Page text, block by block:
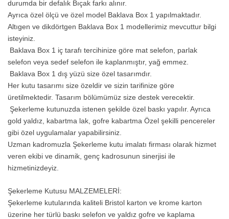
durumda bir defalık Bıçak farkı alınır.
Ayrıca özel ölçü ve özel model Baklava Box 1 yapılmaktadır.
Altıgen ve dikdörtgen Baklava Box 1 modellerimiz mevcuttur bilgi
isteyiniz.
Baklava Box 1 iç tarafı tercihinize göre mat selefon, parlak
selefon veya sedef selefon ile kaplanmıştır, yağ emmez.
Baklava Box 1 dış yüzü size özel tasarımdır.
Her kutu tasarımı size özeldir ve sizin tarifinize göre
üretilmektedir. Tasarım bölümümüz size destek verecektir.
Şekerleme kutunuzda istenen şekilde özel baskı yapılır. Ayrıca
gold yaldız, kabartma lak, gofre kabartma Özel şekilli pencereler
gibi özel uygulamalar yapabilirsiniz.
Uzman kadromuzla Şekerleme kutu imalatı firması olarak hizmet
veren ekibi ve dinamik, genç kadrosunun sinerjisi ile
hizmetinizdeyiz.
Şekerleme Kutusu MALZEMELERİ:
Şekerleme kutularında kaliteli Bristol karton ve krome karton
üzerine her türlü baskı selefon ve yaldız gofre ve kaplama